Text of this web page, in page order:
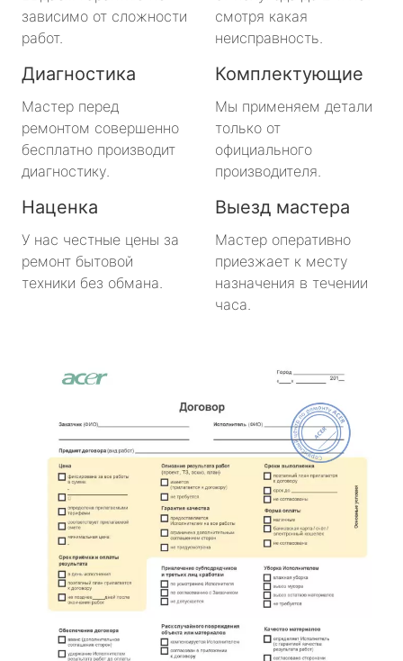
зависимо от сложности
работ.
смотря какая
неисправность.
Диагностика
Мастер перед
ремонтом совершенно
бесплатно производит
диагностику.
Комплектующие
Мы применяем детали
только от
официального
производителя.
Наценка
У нас честные цены за
ремонт бытовой
техники без обмана.
Выезд мастера
Мастер оперативно
приезжает к месту
назначения в течении
часа.